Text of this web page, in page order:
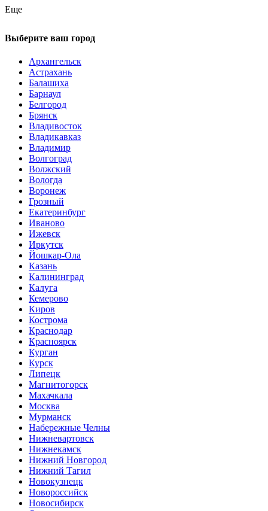
Еще
Выберите ваш город
Архангельск
Астрахань
Балашиха
Барнаул
Белгород
Брянск
Владивосток
Владикавказ
Владимир
Волгоград
Волжский
Вологда
Воронеж
Грозный
Екатеринбург
Иваново
Ижевск
Иркутск
Йошкар-Ола
Казань
Калининград
Калуга
Кемерово
Киров
Кострома
Краснодар
Красноярск
Курган
Курск
Липецк
Магнитогорск
Махачкала
Москва
Мурманск
Набережные Челны
Нижневартовск
Нижнекамск
Нижний Новгород
Нижний Тагил
Новокузнецк
Новороссийск
Новосибирск